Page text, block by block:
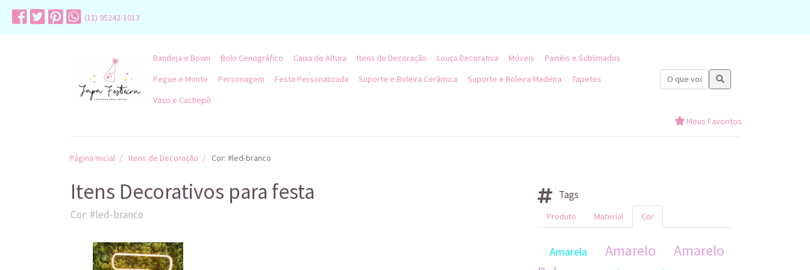
(11) 95242-1013
Bandeja e Bown Bolo Cenográfico Caixa de Altura Itens de Decoração Louça Decorativa Móveis
Painéis e Sublimados
Pegue e Monte
Personagem Festa Personalizada Suporte e Boleira Cerâmica Suporte e Boleira Madeira
Tapetes
Vaso e Cachepô
Meus Favoritos
Página Inicial Itens de Decoração Cor: #led-branco
Itens Decorativos para festa
Cor: #led-branco
Tags
Produto Material Cor
Amarela Amarelo
Amarelo